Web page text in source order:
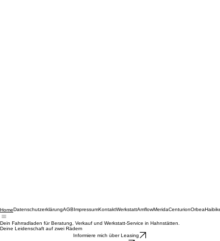
HomeDatenschutzerklärungAGB ImpressumKontaktWerkstattAmflowMeridaCenturion
Dein Fahrradladen für Beratung, Verkauf und Werkstatt-Service in Hahnstätten.